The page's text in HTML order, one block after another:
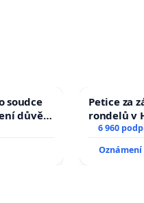
soudce
důvěry
Petice za
rondelů v
6 960